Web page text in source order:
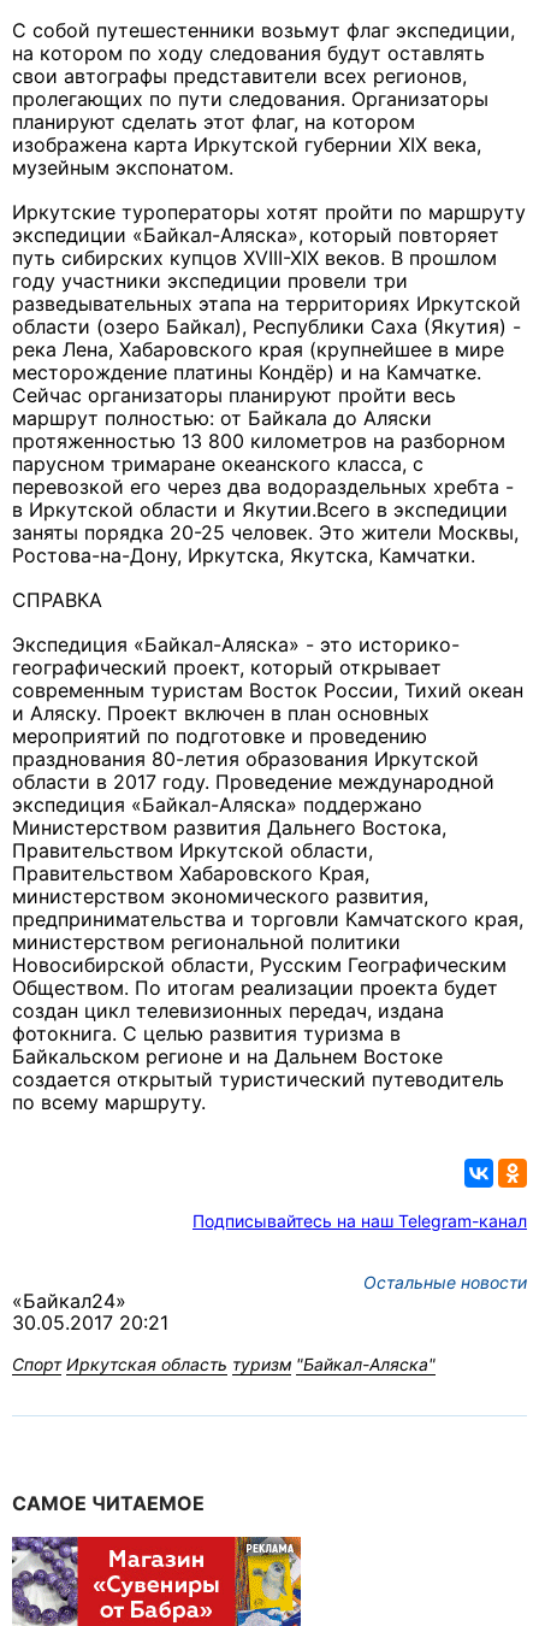
С собой путешестенники возьмут флаг экспедиции,
на котором по ходу следования будут оставлять
свои автографы представители всех регионов,
пролегающих по пути следования. Организаторы
планируют сделать этот флаг, на котором
изображена карта Иркутской губернии XIX века,
музейным экспонатом.
Иркутские туроператоры хотят пройти по маршруту
экспедиции «Байкал-Аляска», который повторяет
путь сибирских купцов XVIII-XIX веков. В прошлом
году участники экспедиции провели три
разведывательных этапа на территориях Иркутской
области (озеро Байкал), Республики Саха (Якутия) -
река Лена, Хабаровского края (крупнейшее в мире
месторождение платины Кондёр) и на Камчатке.
Сейчас организаторы планируют пройти весь
маршрут полностью: от Байкала до Аляски
протяженностью 13 800 километров на разборном
парусном тримаране океанского класса, с
перевозкой его через два водораздельных хребта -
в Иркутской области и Якутии.Всего в экспедиции
заняты порядка 20-25 человек. Это жители Москвы,
Ростова-на-Дону, Иркутска, Якутска, Камчатки.
СПРАВКА
Экспедиция «Байкал-Аляска» - это историко-
географический проект, который открывает
современным туристам Восток России, Тихий океан
и Аляску. Проект включен в план основных
мероприятий по подготовке и проведению
празднования 80-летия образования Иркутской
области в 2017 году. Проведение международной
экспедиция «Байкал-Аляска» поддержано
Министерством развития Дальнего Востока,
Правительством Иркутской области,
Правительством Хабаровского Края,
министерством экономического развития,
предпринимательства и торговли Камчатского края,
министерством региональной политики
Новосибирской области, Русским Географическим
Обществом. По итогам реализации проекта будет
создан цикл телевизионных передач, издана
фотокнига. С целью развития туризма в
Байкальском регионе и на Дальнем Востоке
создается открытый туристический путеводитель
по всему маршруту.
Подписывайтесь на наш Telegram-канал
Остальные новости
«Байкал24»
30.05.2017 20:21
Спорт Иркутская область туризм "Байкал-Аляска"
САМОЕ ЧИТАЕМОЕ